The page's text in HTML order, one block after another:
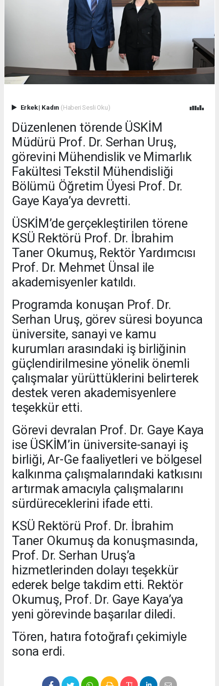
Erkek| Kadın (Haberi Sesli Oku)
Düzenlenen törende ÜSKİM
Müdürü Prof. Dr. Serhan Uruş,
görevini Mühendislik ve Mimarlık
Fakültesi Tekstil Mühendisliği
Bölümü Öğretim Üyesi Prof. Dr.
Gaye Kaya’ya devretti.
ÜSKİM’de gerçekleştirilen törene
KSÜ Rektörü Prof. Dr. İbrahim
Taner Okumuş, Rektör Yardımcısı
Prof. Dr. Mehmet Ünsal ile
akademisyenler katıldı.
Programda konuşan Prof. Dr.
Serhan Uruş, görev süresi boyunca
üniversite, sanayi ve kamu
kurumları arasındaki iş birliğinin
güçlendirilmesine yönelik önemli
çalışmalar yürüttüklerini belirterek
destek veren akademisyenlere
teşekkür etti.
Görevi devralan Prof. Dr. Gaye Kaya
ise ÜSKİM’in üniversite-sanayi iş
birliği, Ar-Ge faaliyetleri ve bölgesel
kalkınma çalışmalarındaki katkısını
artırmak amacıyla çalışmalarını
sürdüreceklerini ifade etti.
KSÜ Rektörü Prof. Dr. İbrahim
Taner Okumuş da konuşmasında,
Prof. Dr. Serhan Uruş’a
hizmetlerinden dolayı teşekkür
ederek belge takdim etti. Rektör
Okumuş, Prof. Dr. Gaye Kaya’ya
yeni görevinde başarılar diledi.
Tören, hatıra fotoğrafı çekimiyle
sona erdi.